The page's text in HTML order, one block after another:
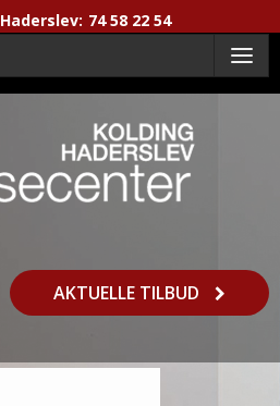
Haderslev: 74 58 22 54
Menu
AKTUELLE TILBUD